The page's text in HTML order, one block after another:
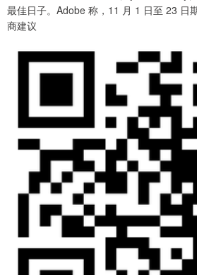
最佳日子。Adobe 称，11 月 1 日至 23 日
商建议